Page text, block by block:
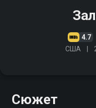
4.7
США
Сюжет